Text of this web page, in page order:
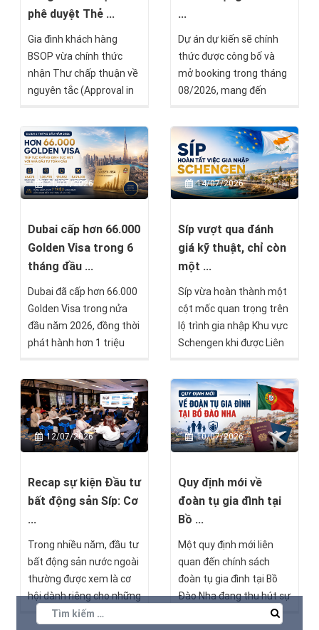
sản.
phê duyệt Thẻ ...
Gia đình khách hàng
BSOP vừa chính thức
nhận Thư chấp thuận về
nguyên tắc (Approval in
Malta theo chương trình
Malta Permanent
Residence Programme
(MPRP). Đây là cột mốc
quan trọng, đánh dấu
quá trình thẩm định (Due
Diligence) và chỉ còn một
số bước cuối trước khi
vĩnh viễn Malta.
...
Dự án dự kiến sẽ chính
thức được công bố và
mở booking trong tháng
08/2026, mang đến
tư tại thị trường châu Âu
dành cho các nhà đầu tư
đang tìm kiếm cơ hội đa
dạng hóa tài sản quốc tế.
21/07/2026
Dubai cấp hơn 66.000
Golden Visa trong 6
tháng đầu ...
Dubai đã cấp hơn 66.000
Golden Visa trong nửa
đầu năm 2026, đồng thời
phát hành hơn 1 triệu
xử lý hơn 7 triệu giao dịch
liên quan đến nhập cảnh,
cư trú. Những con số này
cho thấy UAE vẫn duy trì
sức hấp dẫn mạnh mẽ
nhân và chuyên gia quốc
tế, ngay cả trong bối
14/07/2026
Síp vượt qua đánh
giá kỹ thuật, chỉ còn
một ...
Síp vừa hoàn thành một
cột mốc quan trọng trên
lộ trình gia nhập Khu vực
Schengen khi được Liên
giá đáp ứng đầy đủ các
yêu cầu kỹ thuật. Đây là
tin vui không chỉ với chính
phủ Síp, mà còn là tín
hiệu đáng chú ý với bất
các cơ hội đầu tư ở quốc
đảo Địa Trung Hải này.
12/07/2026
Recap sự kiện Đầu tư
bất động sản Síp: Cơ
...
Trong nhiều năm, đầu tư
bất động sản nước ngoài
thường được xem là cơ
hội dành riêng cho những
nhà đầu tư sở hữu nguồn
10/07/2026
Quy định mới về
đoàn tụ gia đình tại
Bồ ...
Một quy định mới liên
quan đến chính sách
đoàn tụ gia đình tại Bồ
Đào Nha đang thu hút sự
quan tâm của nhiều nhà